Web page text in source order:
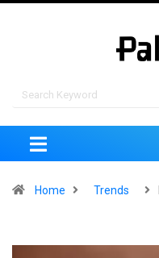
Home Trends